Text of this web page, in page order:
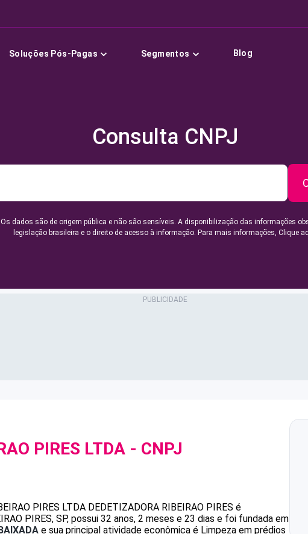
Soluções Pós-Pagas Segmentos Blog
Consulta CNPJ
Os dados são de origem pública e não são sensíveis. A disponibilização das informações
legislação brasileira e o direito de acesso à informação. Para mais informações, Clique
PIRES LTDA - CNPJ
PIRES LTDA DEDETIZADORA RIBEIRAO PIRES é
PIRES, SP, possui 32 anos, 2 meses e 23 dias e foi fundada em
e sua principal atividade econômica é Limpeza em prédios